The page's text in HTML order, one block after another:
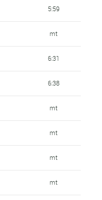
5:59
mt
6:31
6:38
mt
mt
mt
mt